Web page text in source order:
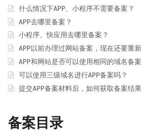
什么情况下APP、小程序不需要备案？
APP去哪里备案？
小程序、快应用去哪里备案？
APP以前办理过网站备案，现在还要重
APP和网站是否可以使用相同的域名备案
可以使用三级域名进行APP备案吗？
提交APP备案材料后，如何获取备案结果
备案目录